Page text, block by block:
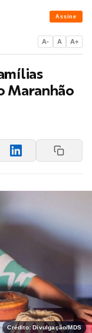
Assine
A- A A+
Maranhão
Crédito: Divulgação/MDS